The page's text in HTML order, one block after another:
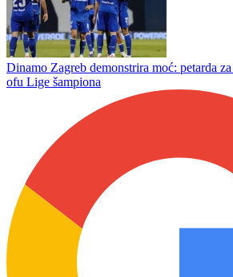
Marinović napravio promjenu pred Vitebsk:
priliku, jedno ostalo van konkurencije
Novi termin meča TOŠK - Zvijezda